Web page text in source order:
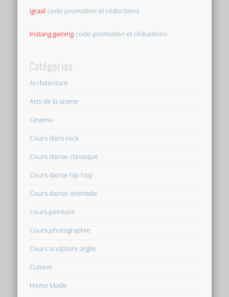
igraal code promotion et réductions
Instang gaming code promotion et réductions
Catégories
Architecture
Arts de la scene
Cinema
Cours dans rock
Cours danse classique
Cours danse hip hop
Cours danse orientale
cours peinture
Cours photographie
Cours sculpture argile
Cuisine
Home Made